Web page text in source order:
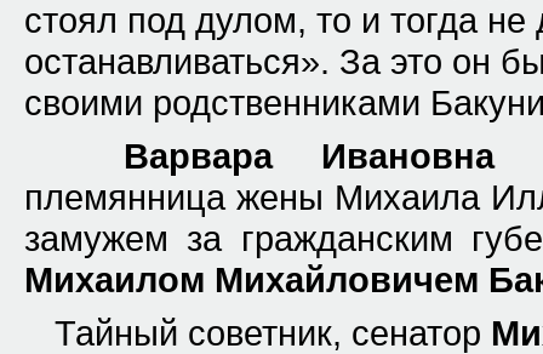
стоял под дулом, то и тогда
останавливаться». За это он
своими родственниками
Варвара Ивановна
племянница жены Михаила
замужем за гражданским
Михаилом Михайловичем
Тайный советник, сенатор